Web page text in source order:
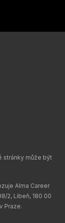
stránky může být
Alma Career
2, Libeň, 180 00
Praze.